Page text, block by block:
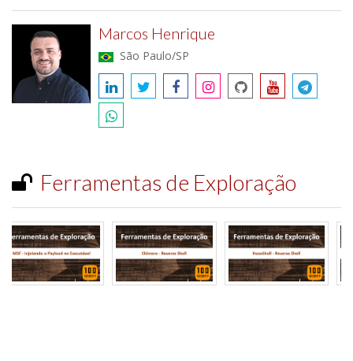
Marcos Henrique
São Paulo/SP
Ferramentas de Exploração